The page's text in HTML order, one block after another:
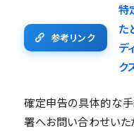
参考リンク
特
た
デ
ク
確定申告の具体的な手
署へお問い合わせいた